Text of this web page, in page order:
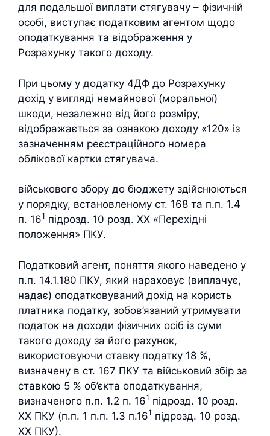
для подальшої виплати стягувачу – фізичній
особі, виступає податковим агентом щодо
оподаткування та відображення у
Розрахунку такого доходу.
При цьому у додатку 4ДФ до Розрахунку
дохід у вигляді немайнової (моральної)
шкоди, незалежно від його розміру,
відображається за ознакою доходу «120» із
зазначенням реєстраційного номера
облікової картки стягувача.
військового збору до бюджету здійснюються
у порядку, встановленому ст. 168 та п.п. 1.4
п. 161 підрозд. 10 розд. XX «Перехідні
положення» ПКУ.
Податковий агент, поняття якого наведено у
п.п. 14.1.180 ПКУ, який нараховує (виплачує,
надає) оподатковуваний дохід на користь
платника податку, зобов’язаний утримувати
податок на доходи фізичних осіб із суми
такого доходу за його рахунок,
використовуючи ставку податку 18 %,
визначену в ст. 167 ПКУ та військовий збір за
ставкою 5 % об’єкта оподаткування,
визначеного п.п. 1.2 п. 161 підрозд. 10 розд.
XX ПКУ (п.п. 1 п.п. 1.3 п.161 підрозд. 10 розд.
XX ПКУ).